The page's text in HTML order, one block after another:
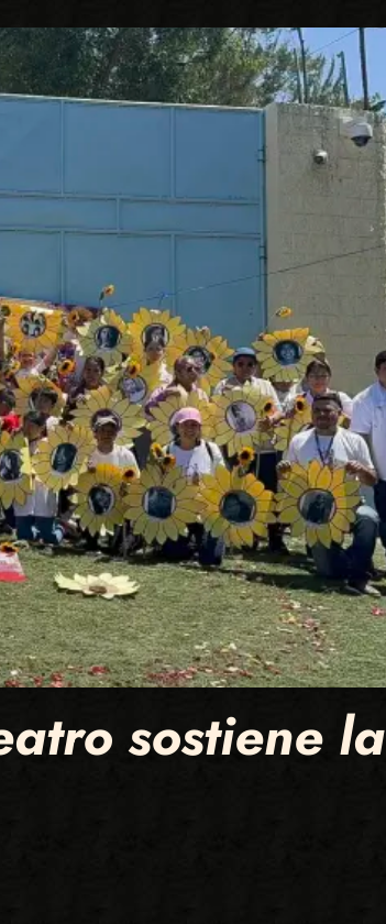
sostiene la